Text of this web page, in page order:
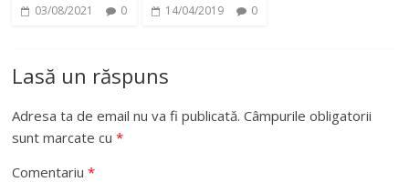
03/08/2021 0 14/04/2019 0
Lasă un răspuns
Adresa ta de email nu va fi publicată. Câmpurile obligatorii
sunt marcate cu*
Comentariu*